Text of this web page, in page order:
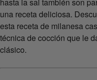
hasta la sal también son
una receta deliciosa.
esta receta de milanesa
técnica de cocción que le
clásico.